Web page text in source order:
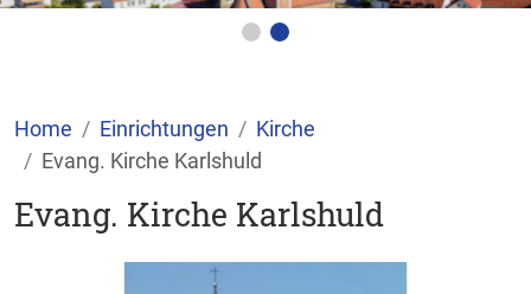
Home Einrichtungen
Kirche
Evang. Kirche Karlshuld
Evang. Kirche Karlshuld